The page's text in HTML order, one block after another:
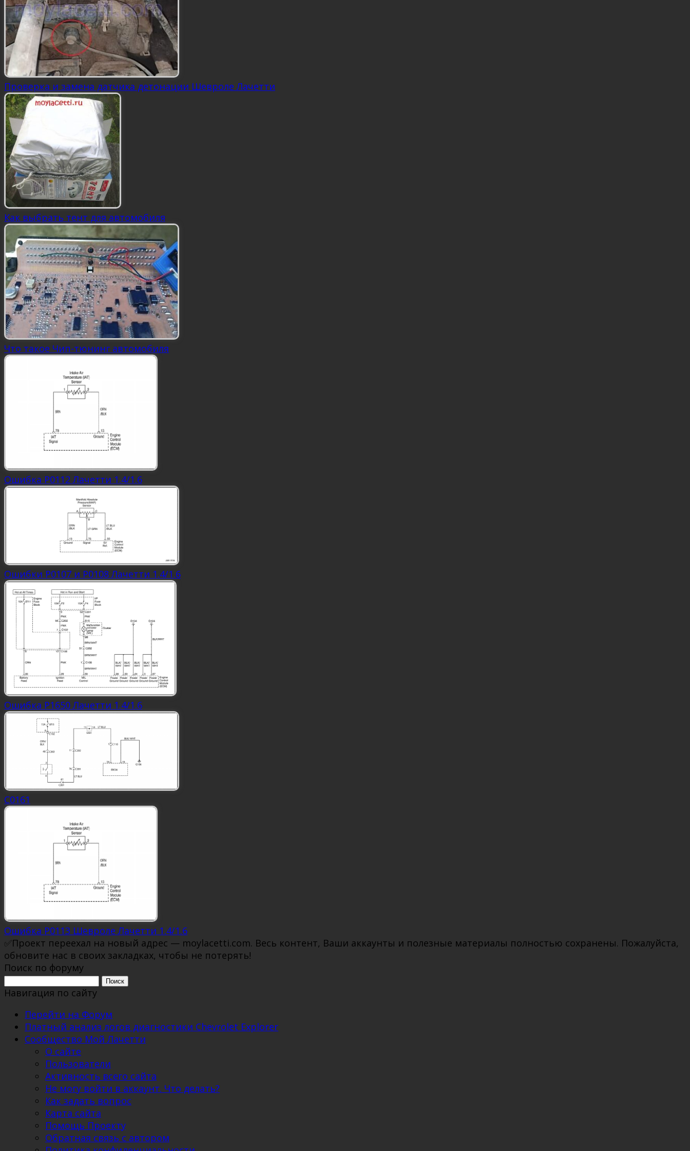
Проверка и замена датчика детонации Шевроле Лачетти
Как выбрать тент для автомобиля
Что такое Чип-тюнинг автомобиля
Ошибка P0112 Лачетти 1.4/1.6
Ошибки Р0107 и Р0108 Лачетти 1.4/1.6
Ошибка P1650 Лачетти 1.4/1.6
C0161
Ошибка P0113 Шевроле Лачетти 1.4/1.6
✅Проект переехал на новый адрес — moylacetti.com. Весь контент, Ваши аккаунты и полезные материалы полностью сохранены. Пожалуйста,
обновите нас в своих закладках, чтобы не потерять!
Поиск по форуму
Поиск:
Навигация по сайту
Перейти на Форум
Платный анализ логов диагностики Chevrolet Explorer
Сообщество Мой Лачетти
О сайте
Пользователи
Активность всего сайта
Не могу войти в аккаунт. Что делать?
Как задать вопрос
Карта сайта
Помощь Проекту
Обратная связь с автором